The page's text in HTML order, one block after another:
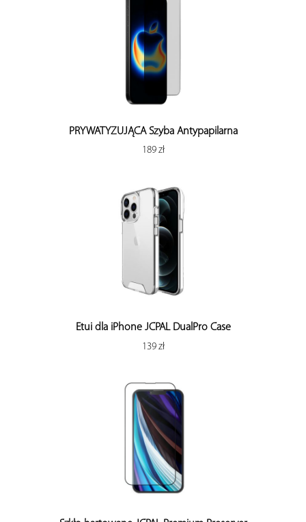
PRYWATYZUJĄCA Szyba Antypapilarna
189 zł
Etui dla iPhone JCPAL DualPro Case
139 zł